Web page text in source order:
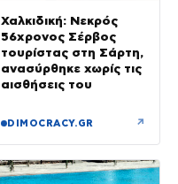
Χαλκιδική: Νεκρός
56χρονος Σέρβος
τουρίστας στη Σάρτη,
ανασύρθηκε χωρίς τις
αισθήσεις του
DIMOCRACY.GR ↗